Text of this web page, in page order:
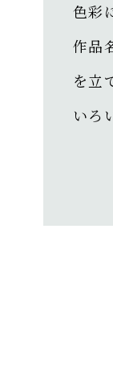
色彩
作品
を立
いろ